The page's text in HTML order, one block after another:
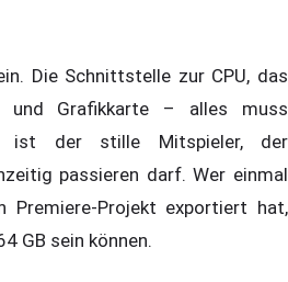
Die Schnittstelle zur CPU, das
und Grafikkarte – alles muss
ist der stille Mitspieler, der
passieren darf. Wer einmal
Premiere-Projekt exportiert hat,
GB sein können.